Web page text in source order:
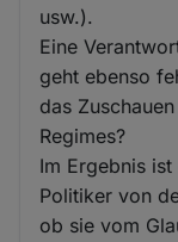
usw.).
Eine
geht ebenso
das
Regimes?
Im Ergebnis
Politiker von
ob sie vom